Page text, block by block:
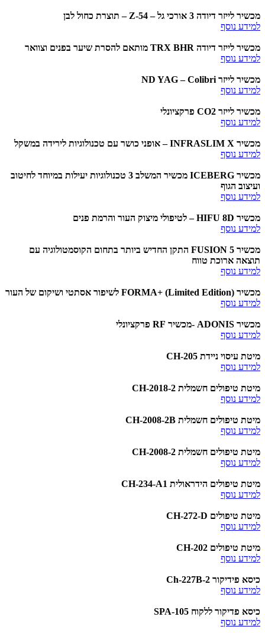
מכשיר לייזר דיודה 3 אורכי גל – Z-54 – תוצרת כחול לבן
למידע נוסף
מכשיר לייזר דיודה TRX BHR מותאם להסרת שיער בפנים וצוואר
למידע נוסף
מכשיר לייזר ND YAG – Colibri
למידע נוסף
מכשיר לייזר CO2 פרקציונלי
למידע נוסף
מכשיר INFRASLIM X – אופני כושר עם טכנולוגיות לירידה במשקל
למידע נוסף
מכשיר ICEBERG מכשיר המשלב 3 טכנולוגיות יעילות במיוחד לחיטוב
ועיצוב הגוף
למידע נוסף
מכשיר HIFU 8D – לטיפולי מיצוק העור והרמת פנים
למידע נוסף
מכשיר FUSION 5 התקן החדיש ביותר בתחום הקוסמטולוגיה עם
תוצאה ארוכת טווח
למידע נוסף
מכשיר FORMA+ (Limited Edition) לשיפור אסתטי ושיקום של העור
למידע נוסף
מכשיר ADONIS -מכשיר RF פרקציונלי
למידע נוסף
מיטת עיסוי ניידת CH-205
למידע נוסף
מיטת טיפולים חשמלית CH-2018-2
למידע נוסף
מיטת טיפולים חשמלית CH-2008-2B
למידע נוסף
מיטת טיפולים חשמלית CH-2008-2
למידע נוסף
מיטת טיפולים הידראולית CH-234-A1
למידע נוסף
מיטת טיפולים CH-272-D
למידע נוסף
מיטת טיפולים CH-202
למידע נוסף
כיסא פידיקור Ch-227B-2
למידע נוסף
כיסא פדיקור ללקוח SPA-105
למידע נוסף